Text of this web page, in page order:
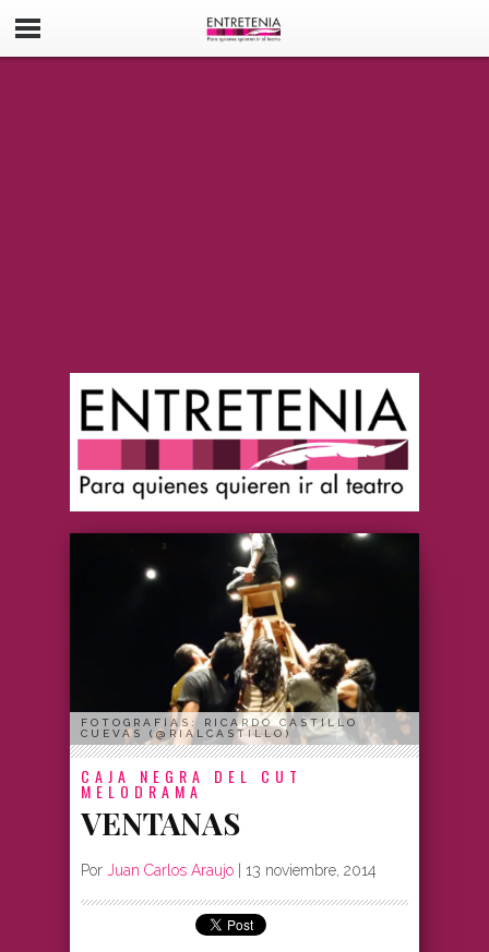
FOTOGRAFÍAS: RICARDO CASTILLO
CUEVAS (@RIALCASTILLO)
CAJA NEGRA DEL CUT
MELODRAMA
VENTANAS
Por Juan Carlos Araujo | 13 noviembre, 2014